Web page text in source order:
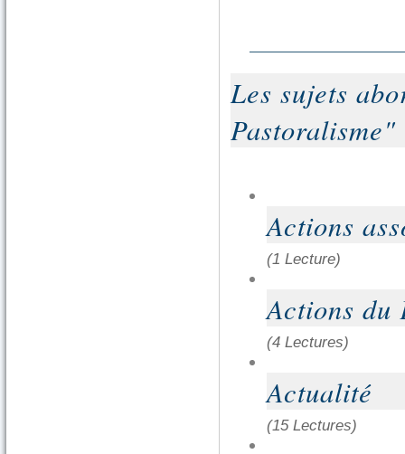
Les sujets
Actions
(1 Lecture)
Actions du
(4 Lectures)
Actualité
(15 Lectures)